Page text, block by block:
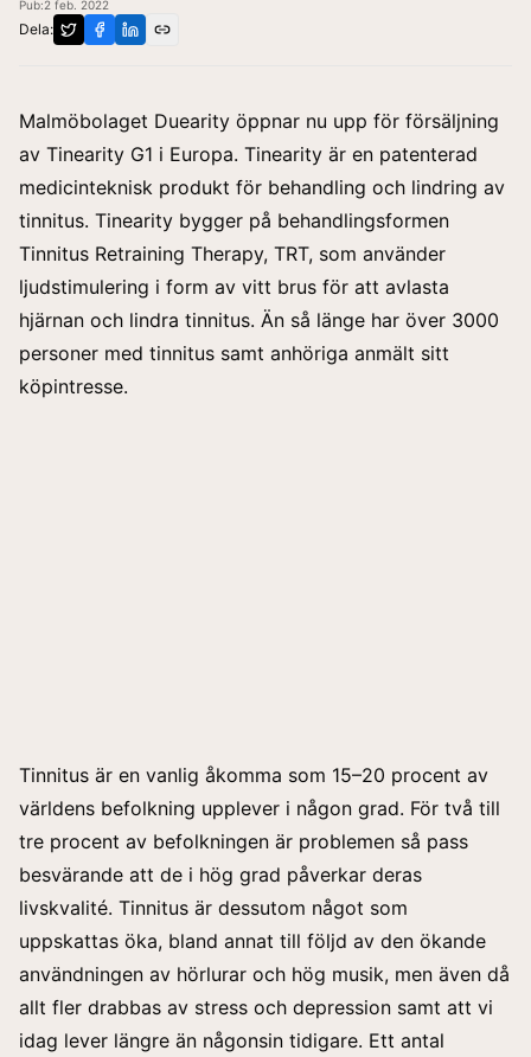
Pub:2 feb. 2022
Dela:
Malmöbolaget Duearity öppnar nu upp för försäljning
av Tinearity G1 i Europa. Tinearity är en patenterad
medicinteknisk produkt för behandling och lindring av
tinnitus. Tinearity bygger på behandlingsformen
Tinnitus Retraining Therapy, TRT, som använder
ljudstimulering i form av vitt brus för att avlasta
hjärnan och lindra tinnitus. Än så länge har över 3000
personer med tinnitus samt anhöriga anmält sitt
köpintresse.
Tinnitus är en vanlig åkomma som 15–20 procent av
världens befolkning upplever i någon grad. För två till
tre procent av befolkningen är problemen så pass
besvärande att de i hög grad påverkar deras
livskvalité. Tinnitus är dessutom något som
uppskattas öka, bland annat till följd av den ökande
användningen av hörlurar och hög musik, men även då
allt fler drabbas av stress och depression samt att vi
idag lever längre än någonsin tidigare. Ett antal